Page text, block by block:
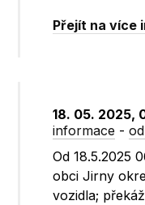
Přejít na více
18. 05. 2025,
informace -
Od 18.5.2025
obci Jirny
vozidla;